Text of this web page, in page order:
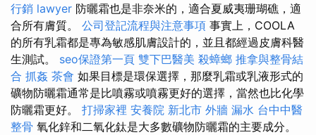
行銷 lawyer 防曬霜也是非奈米的，適合夏威夷珊瑚礁，適
合所有膚質。 公司登記流程與注意事項 事實上，COOLA
的所有乳霜都是專為敏感肌膚設計的，並且都經過皮膚科醫
生測試。 seo保證第一頁 雙下巴醫美 殺蟑螂 推拿與整骨結
合 抓姦 茶會 如果目標是環保選擇，那麼乳霜或乳液形式的
礦物防曬霜通常是比噴霧或噴霧更好的選擇，當然也比化學
防曬霜更好。 打掃家裡 安養院 新北市 外牆 漏水 台中中醫
整骨 氧化鋅和二氧化鈦是大多數礦物防曬霜的主要成分。